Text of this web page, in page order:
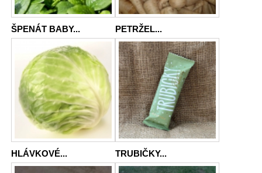
ŠPENÁT BABY... PETRŽEL...
HLÁVKOVÉ... TRUBIČKY...